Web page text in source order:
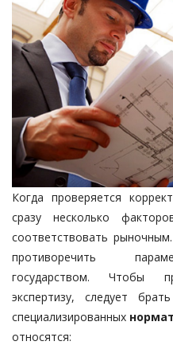
Когда проверяется
сразу несколько
соответствовать
противоречить
государством. Чтобы
экспертизу, следует
специализированных
относятся: